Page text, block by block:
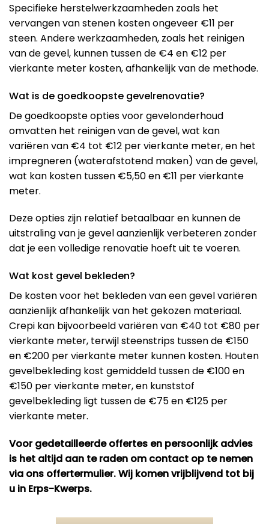
Specifieke herstelwerkzaamheden zoals het
vervangen van stenen kosten ongeveer €11 per
steen. Andere werkzaamheden, zoals het reinigen
van de gevel, kunnen tussen de €4 en €12 per
vierkante meter kosten, afhankelijk van de methode.
Wat is de goedkoopste gevelrenovatie?
De goedkoopste opties voor gevelonderhoud
omvatten het reinigen van de gevel, wat kan
variëren van €4 tot €12 per vierkante meter, en het
impregneren (waterafstotend maken) van de gevel,
wat kan kosten tussen €5,50 en €11 per vierkante
meter​​.
Deze opties zijn relatief betaalbaar en kunnen de
uitstraling van je gevel aanzienlijk verbeteren zonder
dat je een volledige renovatie hoeft uit te voeren.
Wat kost gevel bekleden?
De kosten voor het bekleden van een gevel variëren
aanzienlijk afhankelijk van het gekozen materiaal.
Crepi kan bijvoorbeeld variëren van €40 tot €80 per
vierkante meter, terwijl steenstrips tussen de €150
en €200 per vierkante meter kunnen kosten. Houten
gevelbekleding kost gemiddeld tussen de €100 en
€150 per vierkante meter, en kunststof
gevelbekleding ligt tussen de €75 en €125 per
vierkante meter​.
Voor gedetailleerde offertes en persoonlijk advies
is het altijd aan te raden om contact op te nemen
via ons offertermulier. Wij komen vrijblijvend tot bij
u in Erps-Kwerps.